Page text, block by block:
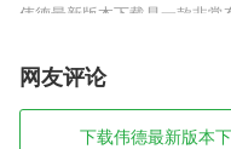
伟德最新版本下载是一款非
我们要扮演一位射箭高手，
去，我们所要做的就是使用我
人，看起来是不是很酷呢，快
伟德最新版本下载软
网友评论
下载伟德最新版本